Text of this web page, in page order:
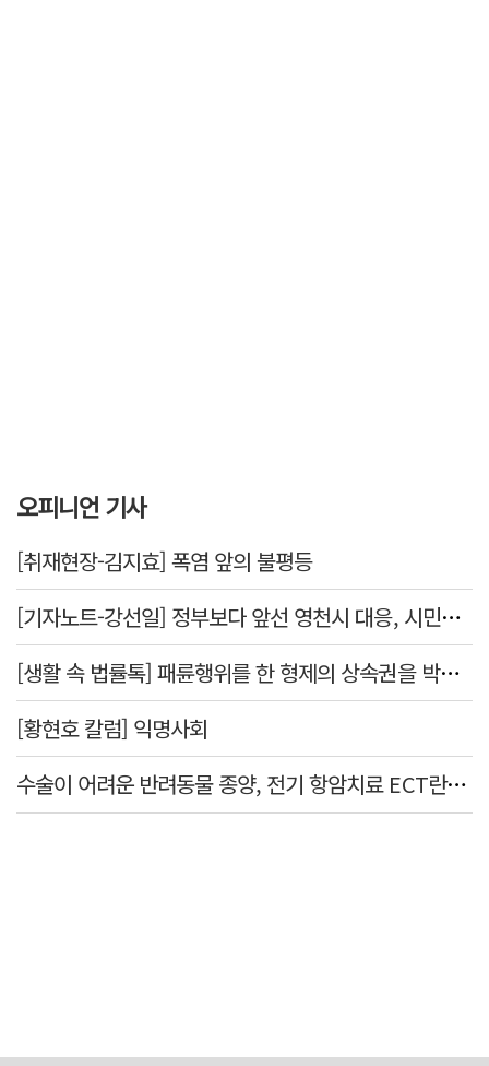
오피니언 기사
[취재현장-김지효] 폭염 앞의 불평등
[기자노트-강선일] 정부보다 앞선 영천시 대응, 시민보다 앞서선 안된다
[생활 속 법률톡] 패륜행위를 한 형제의 상속권을 박탈시킬 수 있을까요
[황현호 칼럼] 익명사회
수술이 어려운 반려동물 종양, 전기 항암치료 ECT란? [반려동물 건강톡톡]